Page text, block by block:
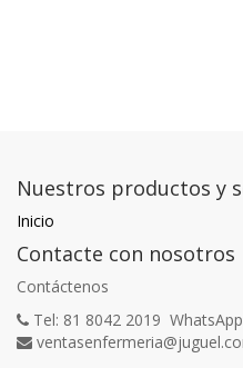
Nuestros productos y
Inicio
Contacte con nosotros
Contáctenos
Tel: 81 8042 2019